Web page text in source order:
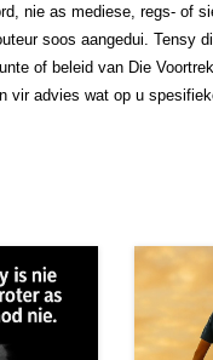
nie as mediese, regs- of
soos aangedui. Tensy
of beleid van Die
vir advies wat op u